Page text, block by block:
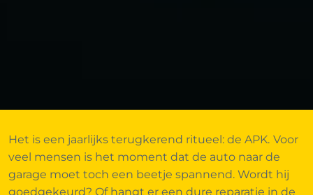
Het is een jaarlijks terugkerend ritueel: de APK. Voor
veel mensen is het moment dat de auto naar de
garage moet toch een beetje spannend. Wordt hij
goedgekeurd? Of hangt er een dure reparatie in de